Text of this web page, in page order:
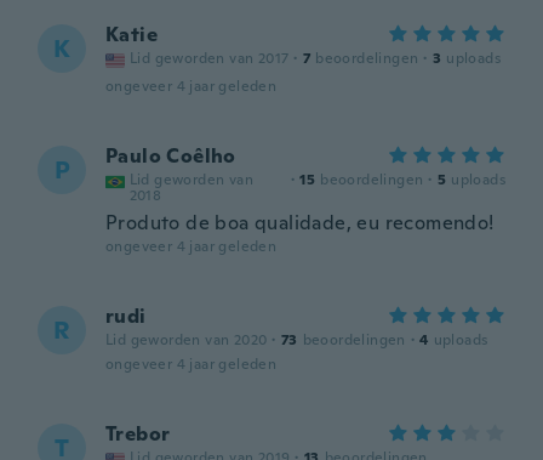
K Katie
Lid geworden van 2017 · 7 beoordelingen · 3 uploads
ongeveer 4 jaar geleden
P Paulo Coêlho
Lid geworden van
2018
· 15 beoordelingen · 5 uploads
Produto de boa qualidade, eu recomendo!
ongeveer 4 jaar geleden
R rudi
Lid geworden van 2020 · 73 beoordelingen · 4 uploads
ongeveer 4 jaar geleden
T Trebor